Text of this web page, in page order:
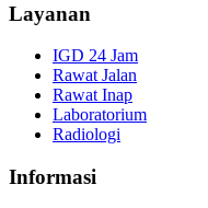
Layanan
IGD 24 Jam
Rawat Jalan
Rawat Inap
Laboratorium
Radiologi
Informasi